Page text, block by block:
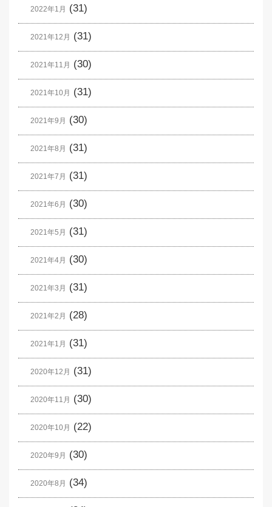
2022年1月 (31)
2021年12月 (31)
2021年11月 (30)
2021年10月 (31)
2021年9月 (30)
2021年8月 (31)
2021年7月 (31)
2021年6月 (30)
2021年5月 (31)
2021年4月 (30)
2021年3月 (31)
2021年2月 (28)
2021年1月 (31)
2020年12月 (31)
2020年11月 (30)
2020年10月 (22)
2020年9月 (30)
2020年8月 (34)